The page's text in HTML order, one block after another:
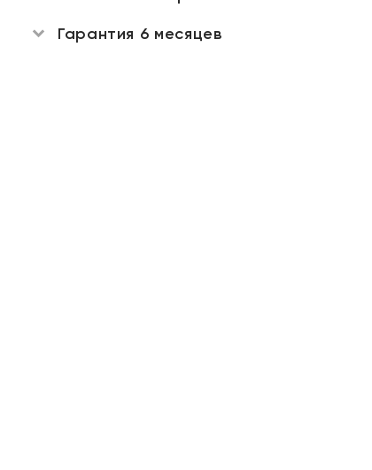
Гарантия 6 месяцев